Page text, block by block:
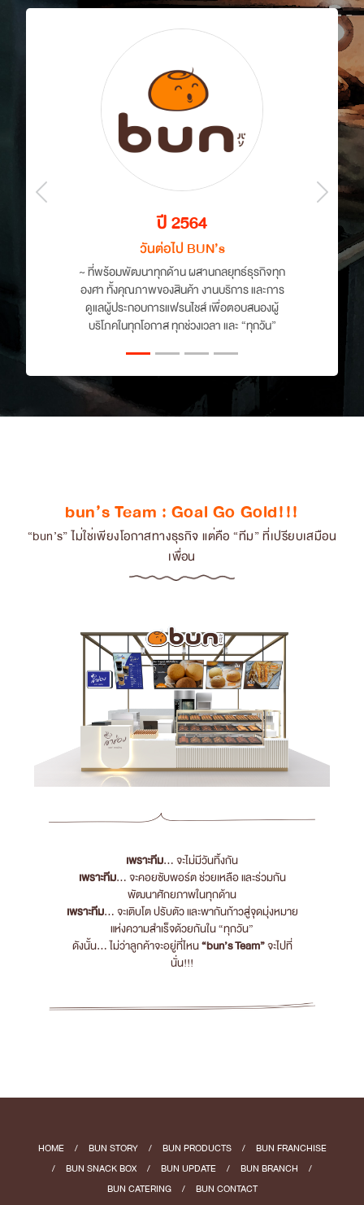
ปี 2563
วันนี้ BUN’s
~ ความท้าทาย และการปรับตัว สู่โอกาสทาง
ธุรกิจ ที่ผสมผสานระหว่างการขายแบบออฟไลน์
และออนไลน์ไว้ด้วยกัน เพื่อที่จะเข้าถึงกลุ่มลูกค้า
อย่างทั่วถึง ในทุกช่องทาง และตรงจุด
Previous Next
bun’s Team : Goal Go Gold!!!
“bun’s” ไม่ใช่เพียงโอกาสทางธุรกิจ แต่คือ “ทีม” ที่เปรียบเสมือน
เพื่อน
เพราะทีม... จะไม่มีวันทิ้งกัน
เพราะทีม... จะคอยซับพอร์ต ช่วยเหลือ และร่วมกัน
พัฒนาศักยภาพในทุกด้าน
เพราะทีม... จะเติบโต ปรับตัว และพากันก้าวสู่จุดมุ่งหมาย
แห่งความสำเร็จด้วยกันใน “ทุกวัน”
ดังนั้น... ไม่ว่าลูกค้าจะอยู่ที่ไหน“bun’s Team”จะไปที่
นั่น!!!
HOME / BUN STORY / BUN PRODUCTS /
BUN FRANCHISE
/
BUN SNACK BOX / BUN UPDATE / BUN BRANCH
/
BUN CATERING
/ BUN CONTACT